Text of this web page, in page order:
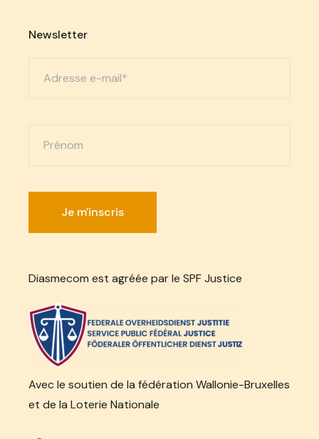
Newsletter
Diasmecom est agréée par le SPF Justice
Avec le soutien de la fédération Wallonie-Bruxelles
et de la Loterie Nationale